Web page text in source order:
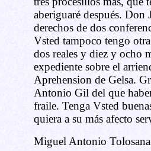
aberiguaré después.
derechos de dos
Vsted tampoco tengo
dos reales y diez y ocho
expediente sobre el
Aprehension de Gelsa.
Antonio Gil del que
fraile. Tenga Vsted
quiera a su más afecto
Miguel Antonio Tolosana